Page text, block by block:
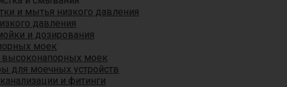
и мытья низкого давления
давления
и дозирования
моек
высоконапорных моек
для моечных устройств
и фитинги